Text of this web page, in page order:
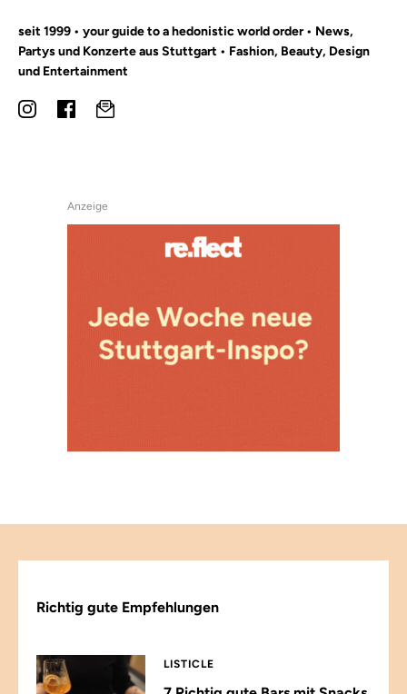
seit 1999 • your guide to a hedonistic world order • News,
Partys und Konzerte aus Stuttgart • Fashion, Beauty, Design
und Entertainment
Anzeige
Richtig gute Empfehlungen
LISTICLE